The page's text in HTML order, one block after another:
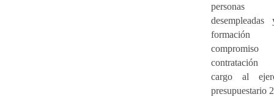
personas
formación
contratación
cargo al
presupuestario